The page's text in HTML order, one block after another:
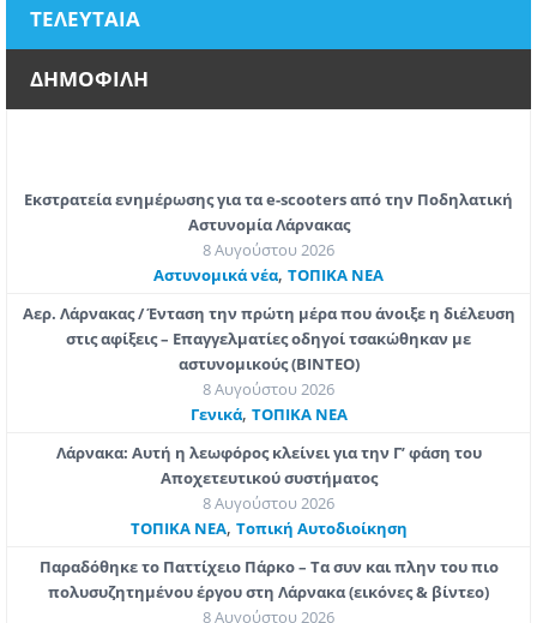
ΤΕΛΕΥΤΑΙΑ
ΔΗΜΟΦΙΛΗ
Εκστρατεία ενημέρωσης για τα e-scooters από την Ποδηλατική
Αστυνομία Λάρνακας
8 Αυγούστου 2026
Aστυνομικά νέα, ΤΟΠΙΚΑ ΝΕΑ
Αερ. Λάρνακας / Ένταση την πρώτη μέρα που άνοιξε η διέλευση
στις αφίξεις – Επαγγελματίες οδηγοί τσακώθηκαν με
αστυνομικούς (ΒΙΝΤΕΟ)
8 Αυγούστου 2026
Γενικά, ΤΟΠΙΚΑ ΝΕΑ
Λάρνακα: Αυτή η λεωφόρος κλείνει για την Γ’ φάση του
Αποχετευτικού συστήματος
8 Αυγούστου 2026
ΤΟΠΙΚΑ ΝΕΑ, Τοπική Αυτοδιοίκηση
Παραδόθηκε το Παττίχειο Πάρκο – Τα συν και πλην του πιο
πολυσυζητημένου έργου στη Λάρνακα (εικόνες & βίντεο)
8 Αυγούστου 2026